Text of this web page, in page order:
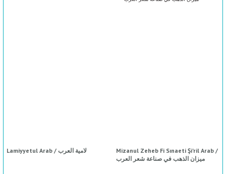
Lamiyyetul Arab / لامية العرب
Mizanul Zeheb Fi Sınaeti Şi'ril Arab /
ميزان الذهب في صناعة شعر العرب